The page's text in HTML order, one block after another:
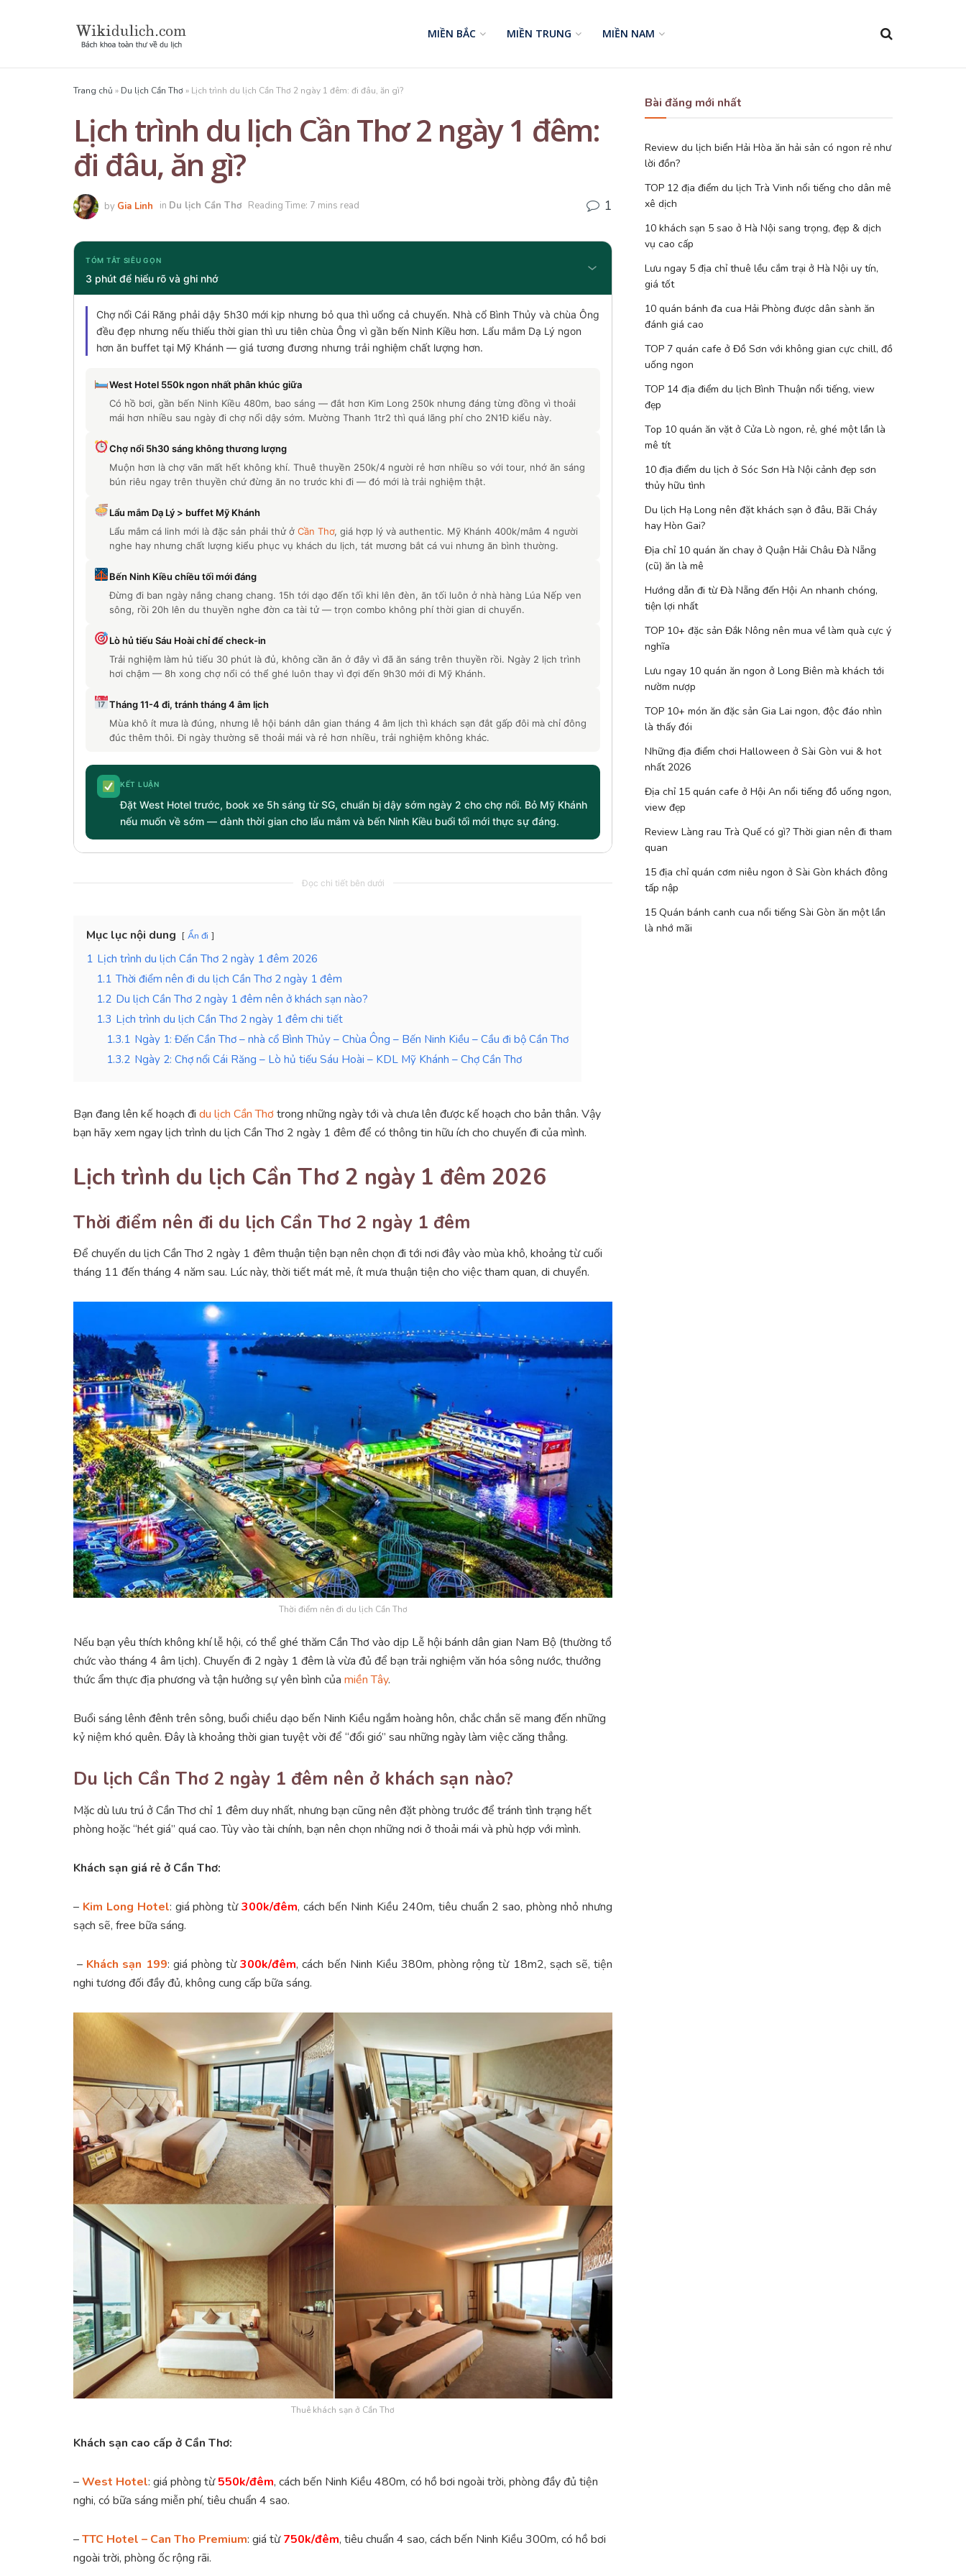
MIỀN BẮC MIỀN TRUNG MIỀN NAM
Trang chủ » Du lịch Cần Thơ » Lịch trình du lịch Cần Thơ 2 ngày 1 đêm: đi đâu, ăn gì?
Lịch trình du lịch Cần Thơ 2 ngày 1 đêm:
đi đâu, ăn gì?
by Gia Linh in Du lịch Cần Thơ Reading Time: 7 mins read 1
TÓM TẮT SIÊU GỌN
3 phút để hiểu rõ và ghi nhớ
Chợ nổi Cái Răng phải dậy 5h30 mới kịp nhưng bỏ qua thì uổng cả chuyến. Nhà cổ Bình Thủy và chùa Ông
đều đẹp nhưng nếu thiếu thời gian thì ưu tiên chùa Ông vì gần bến Ninh Kiều hơn. Lẩu mắm Dạ Lý ngon
hơn ăn buffet tại Mỹ Khánh — giá tương đương nhưng trải nghiệm chất lượng hơn.
West Hotel 550k ngon nhất phân khúc giữa
Có hồ bơi, gần bến Ninh Kiều 480m, bao sáng — đắt hơn Kim Long 250k nhưng đáng từng đồng vì thoải
mái hơn nhiều sau ngày đi chợ nổi dậy sớm. Mường Thanh 1tr2 thì quá lãng phí cho 2N1Đ kiểu này.
Chợ nổi 5h30 sáng không thương lượng
Muộn hơn là chợ vãn mất hết không khí. Thuê thuyền 250k/4 người rẻ hơn nhiều so với tour, nhớ ăn sáng
bún riêu ngay trên thuyền chứ đừng ăn no trước khi đi — đó mới là trải nghiệm thật.
Lẩu mắm Dạ Lý > buffet Mỹ Khánh
Lẩu mắm cá linh mới là đặc sản phải thử ở Cần Thơ, giá hợp lý và authentic. Mỹ Khánh 400k/mâm 4 người
nghe hay nhưng chất lượng kiểu phục vụ khách du lịch, tát mương bắt cá vui nhưng ăn bình thường.
Bến Ninh Kiều chiều tối mới đáng
Đừng đi ban ngày nắng chang chang. 15h tới dạo đến tối khi lên đèn, ăn tối luôn ở nhà hàng Lúa Nếp ven
sông, rồi 20h lên du thuyền nghe đờn ca tài tử — trọn combo không phí thời gian di chuyển.
Lò hủ tiếu Sáu Hoài chỉ để check-in
Trải nghiệm làm hủ tiếu 30 phút là đủ, không cần ăn ở đây vì đã ăn sáng trên thuyền rồi. Ngày 2 lịch trình
hơi chậm — 8h xong chợ nổi có thể ghé luôn thay vì đợi đến 9h30 mới đi Mỹ Khánh.
Tháng 11-4 đi, tránh tháng 4 âm lịch
Mùa khô ít mưa là đúng, nhưng lễ hội bánh dân gian tháng 4 âm lịch thì khách sạn đắt gấp đôi mà chỉ đông
đúc thêm thôi. Đi ngày thường sẽ thoải mái và rẻ hơn nhiều, trải nghiệm không khác.
KẾT LUẬN
Đặt West Hotel trước, book xe 5h sáng từ SG, chuẩn bị dậy sớm ngày 2 cho chợ nổi. Bỏ Mỹ Khánh
nếu muốn về sớm — dành thời gian cho lẩu mắm và bến Ninh Kiều buổi tối mới thực sự đáng.
Đọc chi tiết bên dưới
Mục lục nội dung Ẩn đi
1 Lịch trình du lịch Cần Thơ 2 ngày 1 đêm 2026
1.1 Thời điểm nên đi du lịch Cần Thơ 2 ngày 1 đêm
1.2 Du lịch Cần Thơ 2 ngày 1 đêm nên ở khách sạn nào?
1.3 Lịch trình du lịch Cần Thơ 2 ngày 1 đêm chi tiết
1.3.1 Ngày 1: Đến Cần Thơ – nhà cổ Bình Thủy – Chùa Ông – Bến Ninh Kiều – Cầu đi bộ Cần Thơ
1.3.2 Ngày 2: Chợ nổi Cái Răng – Lò hủ tiếu Sáu Hoài – KDL Mỹ Khánh – Chợ Cần Thơ
Bạn đang lên kế hoạch đi du lịch Cần Thơtrong những ngày tới và chưa lên được kế hoạch cho bản thân. Vậy
bạn hãy xem ngay lịch trình du lịch Cần Thơ 2 ngày 1 đêm để có thông tin hữu ích cho chuyến đi của mình.
Lịch trình du lịch Cần Thơ 2 ngày 1 đêm 2026
Thời điểm nên đi du lịch Cần Thơ 2 ngày 1 đêm
Để chuyến du lịch Cần Thơ 2 ngày 1 đêm thuận tiện bạn nên chọn đi tới nơi đây vào mùa khô, khoảng từ cuối
tháng 11 đến tháng 4 năm sau. Lúc này, thời tiết mát mẻ, ít mưa thuận tiện cho việc tham quan, di chuyển.
Thời điểm nên đi du lịch Cần Thơ
Nếu bạn yêu thích không khí lễ hội, có thể ghé thăm Cần Thơ vào dịp Lễ hội bánh dân gian Nam Bộ (thường tổ
chức vào tháng 4 âm lịch). Chuyến đi 2 ngày 1 đêm là vừa đủ để bạn trải nghiệm văn hóa sông nước, thưởng
thức ẩm thực địa phương và tận hưởng sự yên bình của miền Tây.
Buổi sáng lênh đênh trên sông, buổi chiều dạo bến Ninh Kiều ngắm hoàng hôn, chắc chắn sẽ mang đến những
kỷ niệm khó quên. Đây là khoảng thời gian tuyệt vời để “đổi gió” sau những ngày làm việc căng thẳng.
Du lịch Cần Thơ 2 ngày 1 đêm nên ở khách sạn nào?
Mặc dù lưu trú ở Cần Thơ chỉ 1 đêm duy nhất, nhưng bạn cũng nên đặt phòng trước để tránh tình trạng hết
phòng hoặc “hét giá” quá cao. Tùy vào tài chính, bạn nên chọn những nơi ở thoải mái và phù hợp với mình.
Khách sạn giá rẻ ở Cần Thơ:
– Kim Long Hotel: giá phòng từ300k/đêm, cách bến Ninh Kiều 240m, tiêu chuẩn 2 sao, phòng nhỏ nhưng
sạch sẽ, free bữa sáng.
– Khách sạn 199: giá phòng từ300k/đêm, cách bến Ninh Kiều 380m, phòng rộng từ 18m2, sạch sẽ, tiện
nghi tương đối đầy đủ, không cung cấp bữa sáng.
Thuê khách sạn ở Cần Thơ
Khách sạn cao cấp ở Cần Thơ:
–West Hotel: giá phòng từ550k/đêm, cách bến Ninh Kiều 480m, có hồ bơi ngoài trời, phòng đầy đủ tiện
nghi, có bữa sáng miễn phí, tiêu chuẩn 4 sao.
–TTC Hotel – Can Tho Premium: giá từ750k/đêm, tiêu chuẩn 4 sao, cách bến Ninh Kiều 300m, có hồ bơi
ngoài trời, phòng ốc rộng rãi.
Bài đăng mới nhất
Review du lịch biển Hải Hòa ăn hải sản có ngon rẻ như
lời đồn?
TOP 12 địa điểm du lịch Trà Vinh nổi tiếng cho dân mê
xê dịch
10 khách sạn 5 sao ở Hà Nội sang trọng, đẹp & dịch
vụ cao cấp
Lưu ngay 5 địa chỉ thuê lều cắm trại ở Hà Nội uy tín,
giá tốt
10 quán bánh đa cua Hải Phòng được dân sành ăn
đánh giá cao
TOP 7 quán cafe ở Đồ Sơn với không gian cực chill, đồ
uống ngon
TOP 14 địa điểm du lịch Bình Thuận nổi tiếng, view
đẹp
Top 10 quán ăn vặt ở Cửa Lò ngon, rẻ, ghé một lần là
mê tít
10 địa điểm du lịch ở Sóc Sơn Hà Nội cảnh đẹp sơn
thủy hữu tình
Du lịch Hạ Long nên đặt khách sạn ở đâu, Bãi Cháy
hay Hòn Gai?
Địa chỉ 10 quán ăn chay ở Quận Hải Châu Đà Nẵng
(cũ) ăn là mê
Hướng dẫn đi từ Đà Nẵng đến Hội An nhanh chóng,
tiện lợi nhất
TOP 10+ đặc sản Đắk Nông nên mua về làm quà cực ý
nghĩa
Lưu ngay 10 quán ăn ngon ở Long Biên mà khách tới
nườm nượp
TOP 10+ món ăn đặc sản Gia Lai ngon, độc đáo nhìn
là thấy đói
Những địa điểm chơi Halloween ở Sài Gòn vui & hot
nhất 2026
Địa chỉ 15 quán cafe ở Hội An nổi tiếng đồ uống ngon,
view đẹp
Review Làng rau Trà Quế có gì? Thời gian nên đi tham
quan
15 địa chỉ quán cơm niêu ngon ở Sài Gòn khách đông
tấp nập
15 Quán bánh canh cua nổi tiếng Sài Gòn ăn một lần
là nhớ mãi